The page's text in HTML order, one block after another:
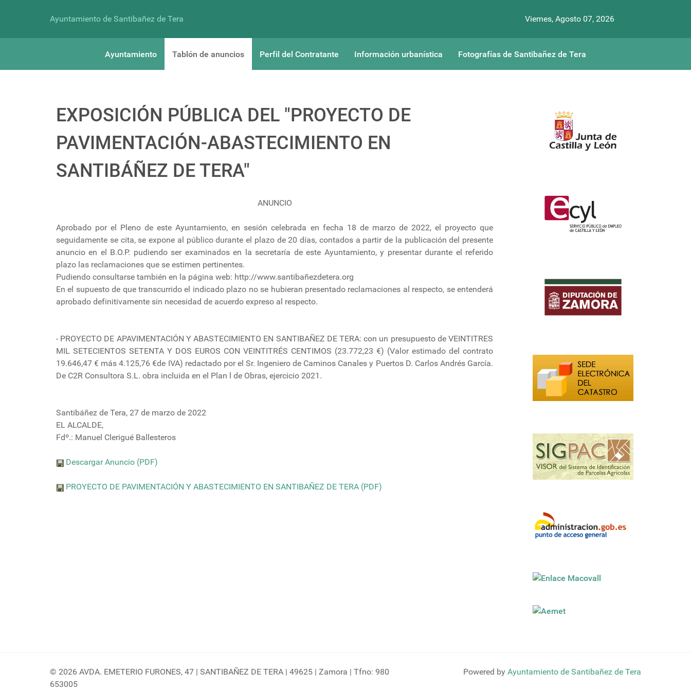
Ayuntamiento de Santibañez de Tera Viernes, Agosto 07, 2026
Ayuntamiento Tablón de anuncios Perfil del Contratante Información urbanística Fotografías de Santibañez de Tera
EXPOSICIÓN PÚBLICA DEL "PROYECTO DE
PAVIMENTACIÓN-ABASTECIMIENTO EN
SANTIBÁÑEZ DE TERA"
ANUNCIO
Aprobado por el Pleno de este Ayuntamiento, en sesión celebrada en fecha 18 de marzo de 2022, el proyecto que
seguidamente se cita, se expone al público durante el plazo de 20 días, contados a partir de la publicación del presente
anuncio en el B.O.P. pudiendo ser examinados en la secretaría de este Ayuntamiento, y presentar durante el referido
plazo las reclamaciones que se estimen pertinentes.
Pudiendo consultarse también en la página web: http://www.santibañezdetera.org
En el supuesto de que transcurrido el indicado plazo no se hubieran presentado reclamaciones al respecto, se entenderá
aprobado definitivamente sin necesidad de acuerdo expreso al respecto.
- PROYECTO DE APAVIMENTACIÓN Y ABASTECIMIENTO EN SANTIBAÑEZ DE TERA: con un presupuesto de VEINTITRES
MIL SETECIENTOS SETENTA Y DOS EUROS CON VEINTITRÉS CENTIMOS (23.772,23 €) (Valor estimado del contrato
19.646,47 € más 4.125,76 €de IVA) redactado por el Sr. Ingeniero de Caminos Canales y Puertos D. Carlos Andrés García.
De C2R Consultora S.L. obra incluida en el Plan l de Obras, ejercicio 2021.
Santibáñez de Tera, 27 de marzo de 2022
EL ALCALDE,
Fdº.: Manuel Clerigué Ballesteros
Descargar Anuncio (PDF)
PROYECTO DE PAVIMENTACIÓN Y ABASTECIMIENTO EN SANTIBAÑEZ DE TERA (PDF)
© 2026 AVDA. EMETERIO FURONES, 47 | SANTIBAÑEZ DE TERA | 49625 | Zamora | Tfno: 980
653005
Powered by Ayuntamiento de Santibañez de Tera